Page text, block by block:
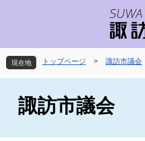
先
頭
を
飛
現在地 トップページ > 諏訪市議会
諏訪市議会